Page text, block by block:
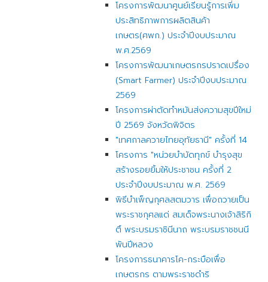
โครงการพัฒนาศูนย์เรียนรู้การเพิ่ม
ประสิทธิภาพการผลิตสินค้า
เกษตร(ศพก.) ประจำปีงบประมาณ
พ.ศ.2569
โครงการพัฒนาเกษตรกรปราดเปรื่อง
(Smart Farmer) ประจำปีงบประมาณ
2569
โครงการผ่าตัดทำหมันส่งความสุขปีใหม่
ปี 2569 จังหวัดพิจิตร
"เทศกาลควายไทยอุทัยธานี" ครั้งที่ 14
โครงการ "หน่วยบำบัดทุกข์ บำรุงสุข
สร้างรอยยิ้มให้ประชาชน ครั้งที่ 2
ประจำปีงบประมาณ พ.ศ. 2569
พิธีบำเพ็ญกุศลสตมวาร เพื่อถวายเป็น
พระราชกุศลแด่ สมเด็จพระนางเจ้าสิริกิ
ติ์ พระบรมราชินีนาถ พระบรมราชชนนี
พันปีหลวง
โครงการธนาคารโค-กระบือเพื่อ
เกษตรกร ตามพระราชดำริ